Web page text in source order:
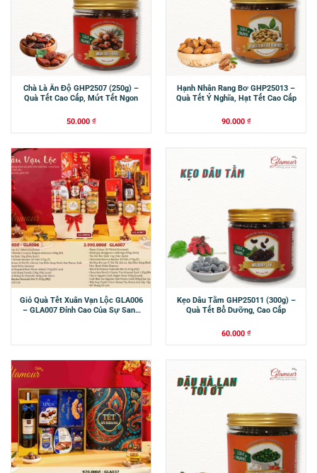
Chà Là Ấn Độ GHP2507 (250g) –
Quà Tết Cao Cấp, Mứt Tết Ngon
50.000 ₫
Hạnh Nhân Rang Bơ GHP25013 –
Quà Tết Ý Nghĩa, Hạt Tết Cao Cấp
90.000 ₫
Giỏ Quà Tết Xuân Vạn Lộc GLA006
– GLA007 Đỉnh Cao Của Sự Sang
Kẹo Dâu Tằm GHP25011 (300g) –
Quà Tết Bổ Dưỡng, Cao Cấp
60.000 ₫